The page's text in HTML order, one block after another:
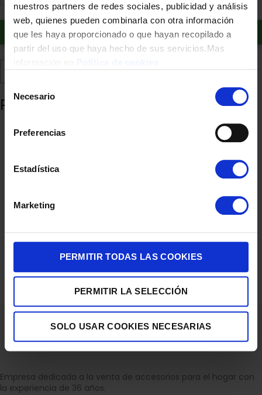
nuestros partners de redes sociales, publicidad y análisis
web, quienes pueden combinarla con otra información
que les haya proporcionado o que hayan recopilado a
partir del uso que haya hecho de sus servicios.Mas
de Necesario
Preferencias
Estadística
Marketing
PERMITIR TODAS LAS COOKIES
PERMITIR LA SELECCIÓN
SOLO USAR COOKIES NECESARIAS
Añadir al carrito
Productos relacionados
25,90€
Empresa dedicada a la venta de accesorios para el hogar con
la experiencia de 36 años.